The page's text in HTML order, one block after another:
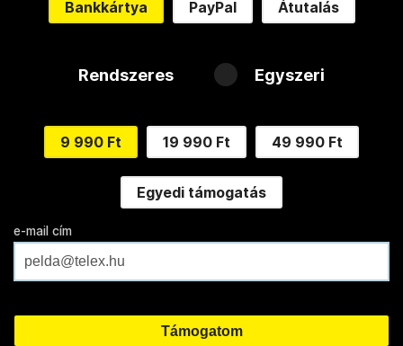
Bankkártya PayPal Átutalás
Rendszeres Egyszeri
9 990 Ft 19 990 Ft 49 990 Ft
Egyedi támogatás
e-mail cím